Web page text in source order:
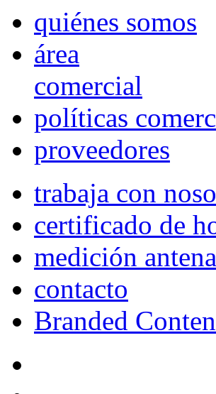
quiénes somos
área
comercial
políticas
proveedores
trabaja con
certificado de
medición
contacto
Branded